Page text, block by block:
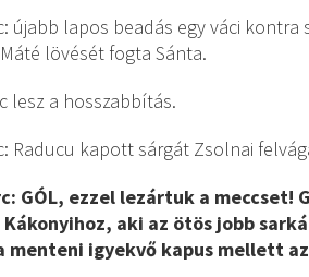
újabb lapos beadás egy váci
lövését fogta Sánta.
lesz a hosszabbítás.
Raducu kapott sárgát Zsolnai
GÓL, ezzel lezártuk a
Kákonyihoz, aki az ötös jobb
menteni igyekvő kapus mellett